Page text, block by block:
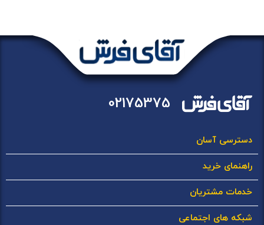
02175375
دسترسی آسان
راهنمای خرید
خدمات مشتریان
شبکه های اجتماعی